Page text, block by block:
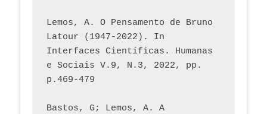
Lemos, A. O Pensamento de Bruno
Latour (1947-2022). In
Interfaces Científicas. Humanas
e Sociais V.9, N.3, 2022, pp.
p.469-479
Bastos, G; Lemos, A. A